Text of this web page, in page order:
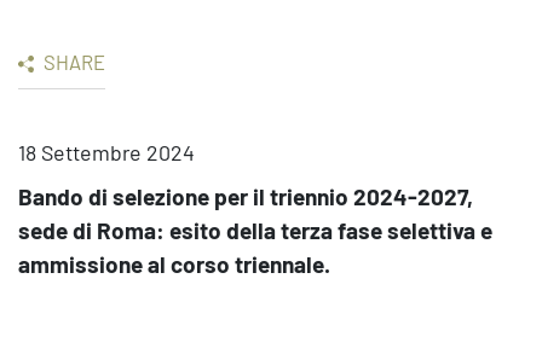
SHARE
18 Settembre 2024
Bando di selezione per il triennio 2024-2027,
sede di Roma: esito della terza fase selettiva e
ammissione al corso triennale.